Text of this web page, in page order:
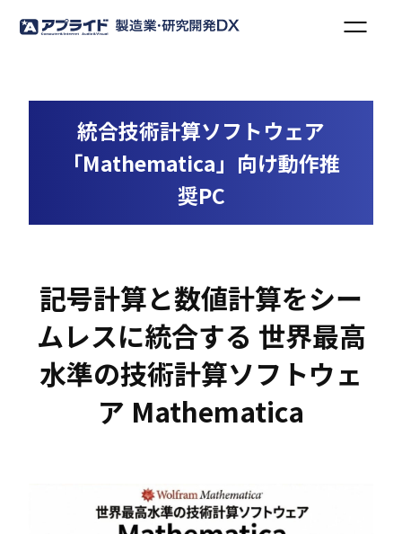
統合技術計算ソフトウェア
「Mathematica」向け動作推
奨PC
記号計算と数値計算をシー
ムレスに統合する 世界最高
水準の技術計算ソフトウェ
ア Mathematica